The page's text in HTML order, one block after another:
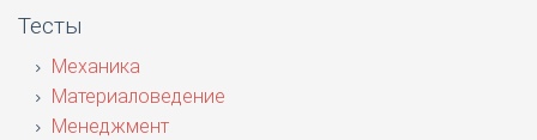
Тесты
Механика
Материаловедение
Менеджмент